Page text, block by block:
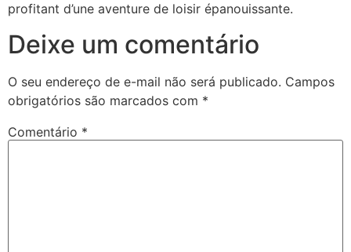
profitant d’une aventure de loisir épanouissante.
Deixe um comentário
O seu endereço de e-mail não será publicado. Campos
obrigatórios são marcados com *
Comentário *